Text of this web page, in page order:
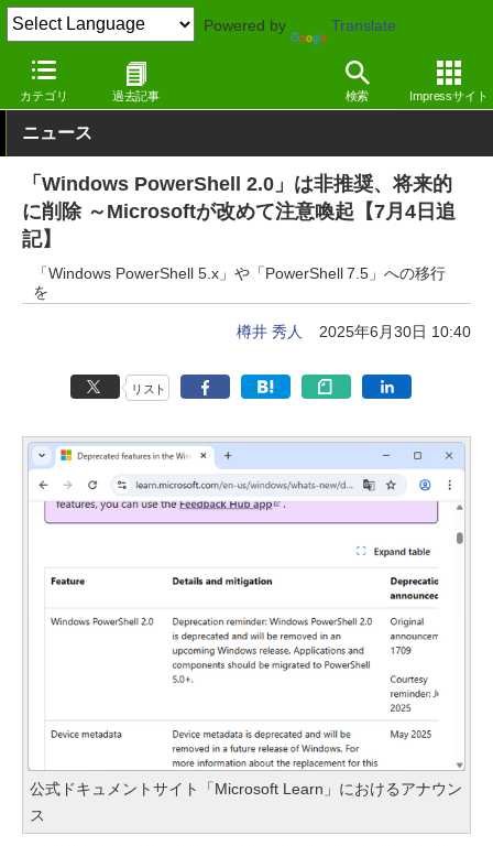
Powered by Translate
カテゴリ 過去記事 検索 Impressサイト
窓の杜 システム・ファイル Windows
ニュース
「Windows PowerShell 2.0」は非推奨、将来的
に削除 ～Microsoftが改めて注意喚起【7月4日追
記】
「Windows PowerShell 5.x」や「PowerShell 7.5」への移行
を
樽井 秀人 2025年6月30日 10:40
リスト
公式ドキュメントサイト「Microsoft Learn」におけるアナウン
ス